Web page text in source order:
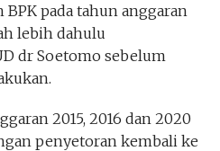
pada tahun anggaran
lebih dahulu
dr Soetomo sebelum
2015, 2016 dan 2020
penyetoran kembali ke